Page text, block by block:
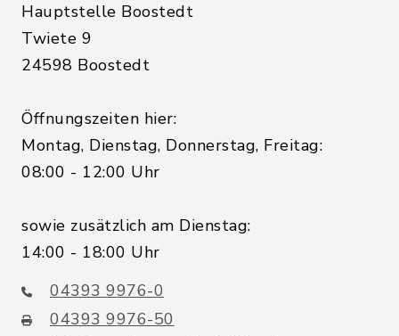
Hauptstelle Boostedt
Twiete 9
24598 Boostedt
Öffnungszeiten hier:
Montag, Dienstag, Donnerstag, Freitag:
08:00 - 12:00 Uhr
sowie zusätzlich am Dienstag:
14:00 - 18:00 Uhr
04393 9976-0
04393 9976-50